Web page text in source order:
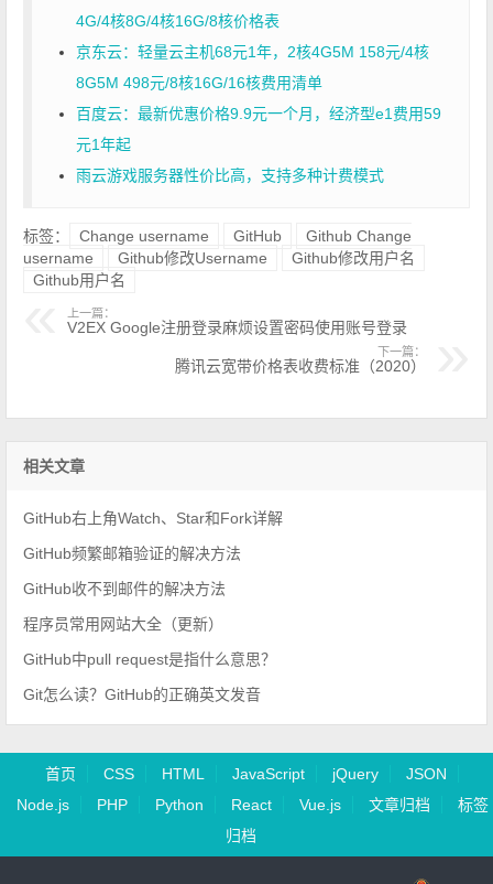
4G/4核8G/4核16G/8核价格表
京东云：轻量云主机68元1年，2核4G5M 158元/4核
8G5M 498元/8核16G/16核费用清单
百度云：最新优惠价格9.9元一个月，经济型e1费用59
元1年起
雨云游戏服务器性价比高，支持多种计费模式
标签： Change username GitHub
Github Change
username
Github修改Username
Github修改用户名
Github用户名
上一篇：
V2EX Google注册登录麻烦设置密码使用账号登录
下一篇：
腾讯云宽带价格表收费标准（2020）
相关文章
GitHub右上角Watch、Star和Fork详解
GitHub频繁邮箱验证的解决方法
GitHub收不到邮件的解决方法
程序员常用网站大全（更新）
GitHub中pull request是指什么意思？
Git怎么读？GitHub的正确英文发音
首页 CSS HTML JavaScript jQuery
JSON
Node.js
PHP Python React Vue.js 文章归档
标签
归档